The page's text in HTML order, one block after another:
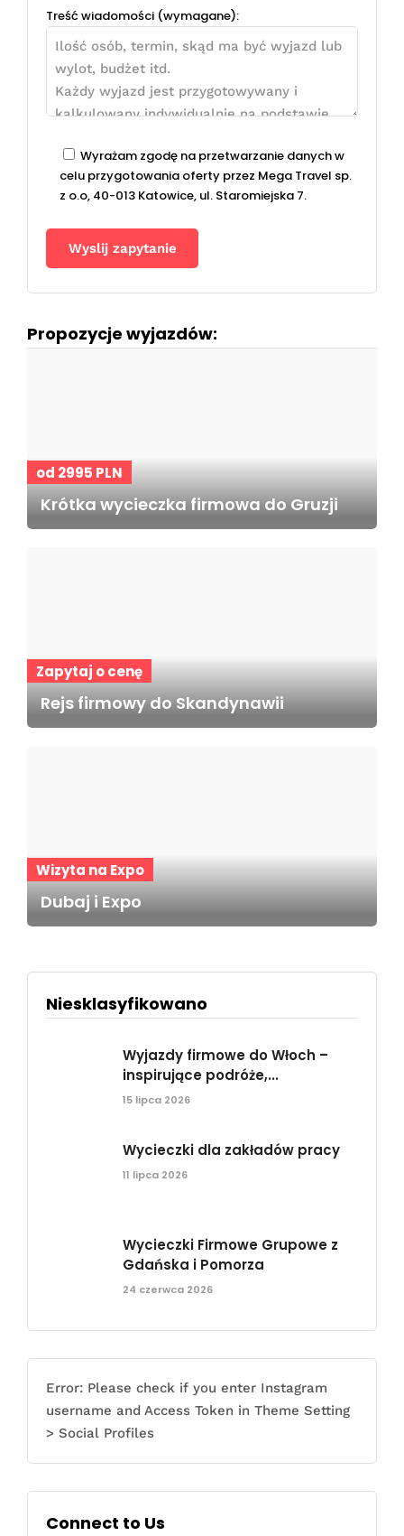
Treść wiadomości (wymagane):
Wyrażam zgodę na przetwarzanie danych w
celu przygotowania oferty przez Mega Travel sp.
z o.o, 40-013 Katowice, ul. Staromiejska 7.
Propozycje wyjazdów:
od 2995 PLN
Krótka wycieczka firmowa do Gruzji
Zapytaj o cenę
Rejs firmowy do Skandynawii
Wizyta na Expo
Dubaj i Expo
Niesklasyfikowano
Wyjazdy firmowe do Włoch –
inspirujące podróże,...
15 lipca 2026
Wycieczki dla zakładów pracy
11 lipca 2026
Wycieczki Firmowe Grupowe z
Gdańska i Pomorza
24 czerwca 2026
Error: Please check if you enter Instagram
username and Access Token in Theme Setting
> Social Profiles
Connect to Us